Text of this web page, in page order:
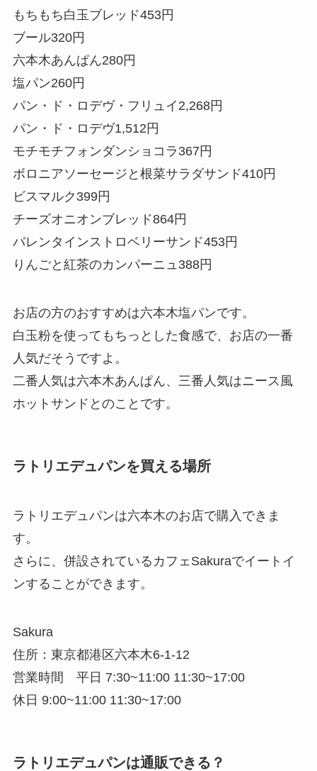
もちもち白玉ブレッド453円
ブール320円
六本木あんぱん280円
塩パン260円
パン・ド・ロデヴ・フリュイ2,268円
パン・ド・ロデヴ1,512円
モチモチフォンダンショコラ367円
ボロニアソーセージと根菜サラダサンド410円
ビスマルク399円
チーズオニオンブレッド864円
バレンタインストロベリーサンド453円
りんごと紅茶のカンパーニュ388円
お店の方のおすすめは六本木塩パンです。
白玉粉を使ってもちっとした食感で、お店の一番
人気だそうですよ。
二番人気は六本木あんぱん、三番人気はニース風
ホットサンドとのことです。
ラトリエデュパンを買える場所
ラトリエデュパンは六本木のお店で購入できま
す。
さらに、併設されているカフェSakuraでイートイ
ンすることができます。
Sakura
住所：東京都港区六本木6-1-12
営業時間 平日 7:30~11:00 11:30~17:00
休日 9:00~11:00 11:30~17:00
ラトリエデュパンは通販できる？